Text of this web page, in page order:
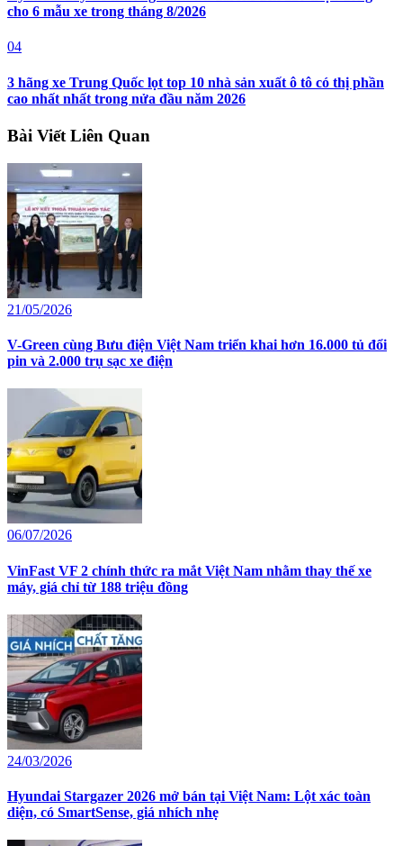
cho 6 mẫu xe trong tháng 8/2026
04
3 hãng xe Trung Quốc lọt top 10 nhà sản xuất ô tô có thị phần
cao nhất nhất trong nửa đầu năm 2026
Bài Viết Liên Quan
21/05/2026
V-Green cùng Bưu điện Việt Nam triển khai hơn 16.000 tủ đổi
pin và 2.000 trụ sạc xe điện
06/07/2026
VinFast VF 2 chính thức ra mắt Việt Nam nhằm thay thế xe
máy, giá chỉ từ 188 triệu đồng
24/03/2026
Hyundai Stargazer 2026 mở bán tại Việt Nam: Lột xác toàn
diện, có SmartSense, giá nhích nhẹ